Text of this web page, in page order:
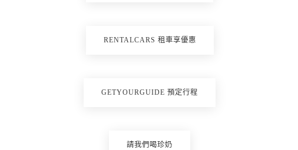
RENTALCARS 租車享優惠
GETYOURGUIDE 預定行程
請我們喝珍奶